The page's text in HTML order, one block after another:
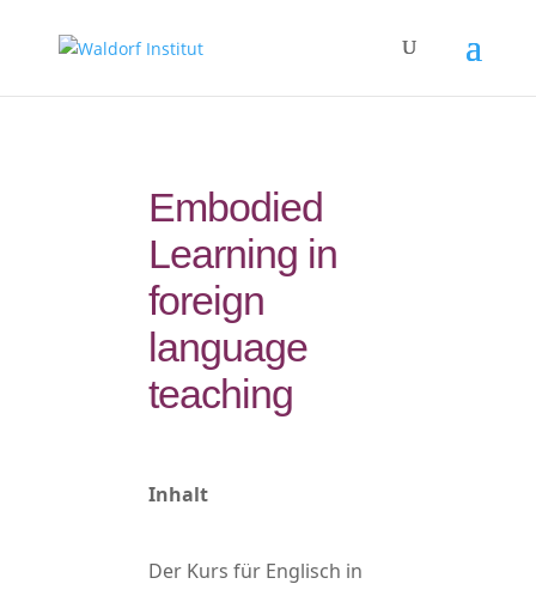
Embodied
Learning in
foreign
language
teaching
Inhalt
Der Kurs für Englisch in